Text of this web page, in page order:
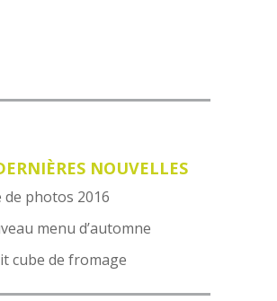
NOUVELLES
de photos 2016
menu d’automne
cube de fromage